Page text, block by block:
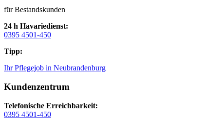
für Bestandskunden
24 h Havariedienst:
0395 4501-450
Tipp:
Ihr Pflegejob in Neubrandenburg
Kundenzentrum
Telefonische Erreichbarkeit:
0395 4501-450